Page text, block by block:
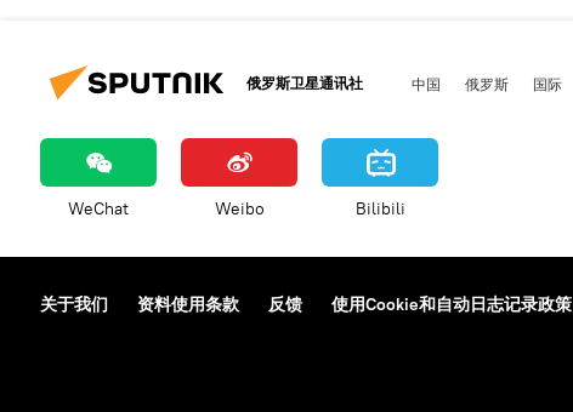
俄罗斯卫星通讯社 中国 俄罗斯 国际
WeChat Weibo Bilibili
关于我们 资料使用条款 反馈 使用Cookie和自动日志记录政策